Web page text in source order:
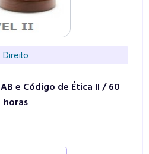
Direito
e Código de Ética II / 60
horas